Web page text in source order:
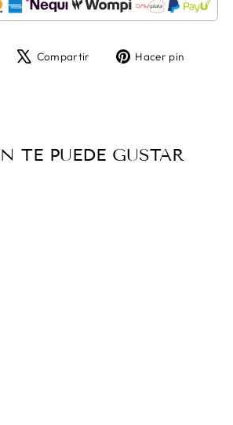
CompartirCompartir
TuitearHacer pin
TE PUEDE GUSTAR